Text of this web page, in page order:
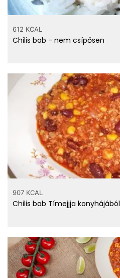
612 KCAL
Chilis bab - nem csípősen
907 KCAL
Chilis bab Tímejjja konyhájából